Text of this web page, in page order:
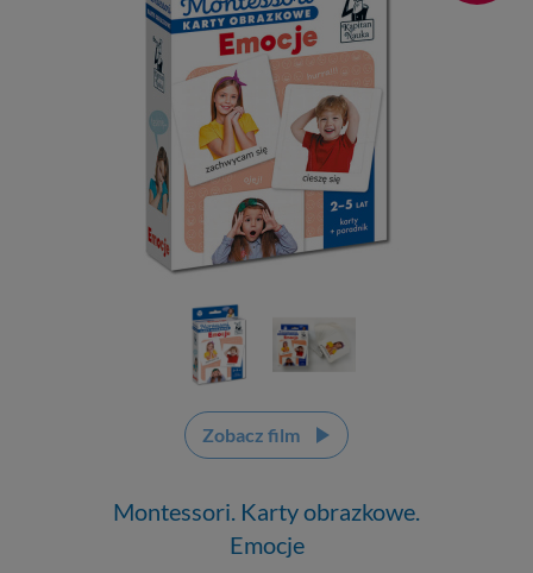
Zobacz film
Montessori. Karty obrazkowe.
Emocje